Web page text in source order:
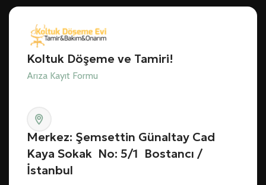
Koltuk Döşeme ve Tamiri!
Arıza Kayıt Formu
Merkez: Şemsettin Günaltay Cad
Kaya Sokak No: 5/1 Bostancı /
İstanbul